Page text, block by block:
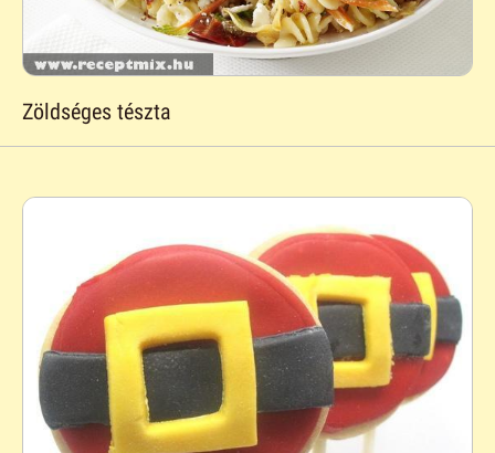
Zöldséges tészta